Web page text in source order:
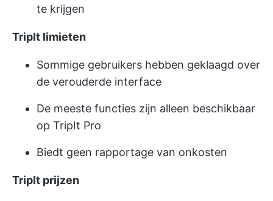
te krijgen
TripIt limieten
Sommige gebruikers hebben geklaagd over
de verouderde interface
De meeste functies zijn alleen beschikbaar
op TripIt Pro
Biedt geen rapportage van onkosten
TripIt prijzen